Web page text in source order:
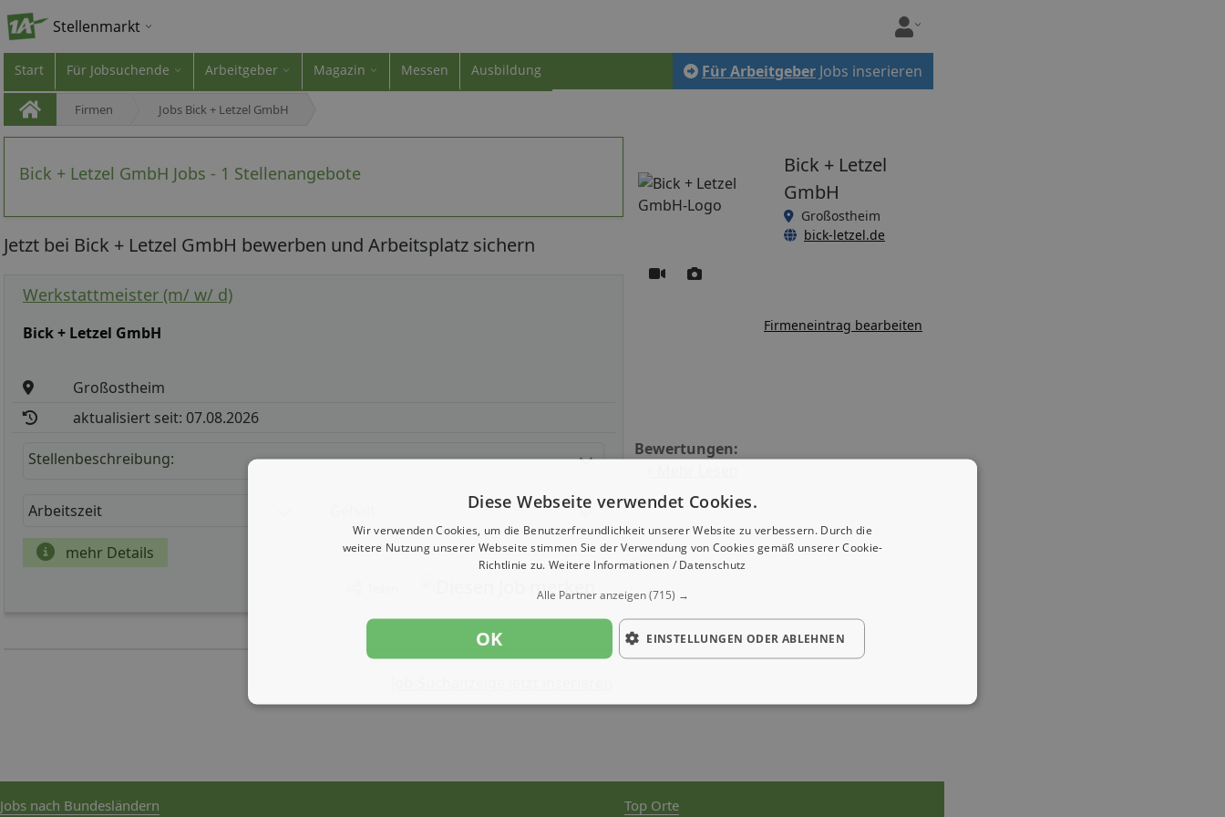
Stellenmarkt
Start Für Jobsuchende Arbeitgeber Magazin Messen Ausbildung Für Arbeitgeber Jobs inserieren
Firmen Jobs Bick + Letzel GmbH
Bick + Letzel GmbH Jobs - 1 Stellenangebote
Jetzt bei Bick + Letzel GmbH bewerben und Arbeitsplatz sichern
Werkstattmeister (m/ w/ d)
Bick + Letzel GmbH
Großostheim
aktualisiert seit: 07.08.2026
Stellenbeschreibung:
Arbeitszeit
mehr Details
Bick + Letzel
GmbH
Großostheim
bick-letzel.de
Firmeneintrag bearbeiten
Bewertungen:
Jobs nach Bundesländern Top Orte
Diese Webseite verwendet Cookies.
Wir verwenden Cookies, um die Benutzerfreundlichkeit unserer Website zu verbessern. Durch die
weitere Nutzung unserer Webseite stimmen Sie der Verwendung von Cookies gemäß unserer Cookie-
Richtlinie zu. Weitere Informationen / Datenschutz
Alle Partner anzeigen(715) →
OK EINSTELLUNGEN ODER ABLEHNEN